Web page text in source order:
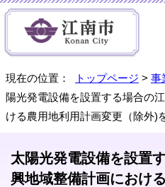
現在の位置： トップページ > 事
陽光発電設備を設置する場合の
ける農用地利用計画変更（除外)
太陽光発電設備を設置
興地域整備計画におけ